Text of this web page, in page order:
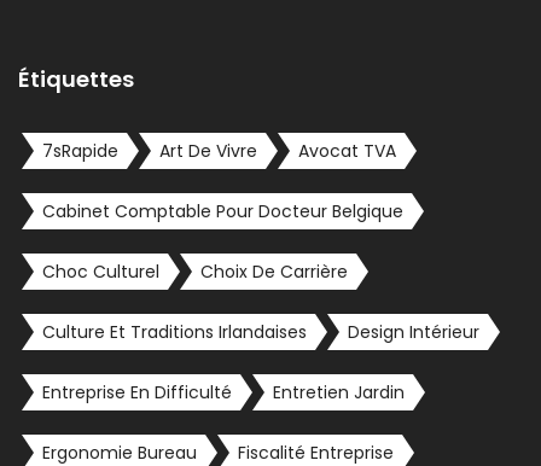
Étiquettes
7sRapide Art De Vivre Avocat TVA
Cabinet Comptable Pour Docteur Belgique
Choc Culturel Choix De Carrière
Culture Et Traditions Irlandaises Design Intérieur
Entreprise En Difficulté Entretien Jardin
Ergonomie Bureau Fiscalité Entreprise